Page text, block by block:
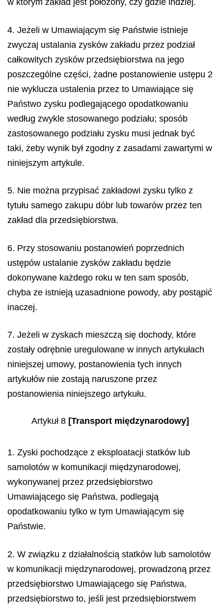
w którym zakład jest położony, czy gdzie indziej.
4. Jeżeli w Umawiającym się Państwie istnieje
zwyczaj ustalania zysków zakładu przez podział
całkowitych zysków przedsiębiorstwa na jego
poszczególne części, żadne postanowienie ustępu 2
nie wyklucza ustalenia przez to Umawiające się
Państwo zysku podlegającego opodatkowaniu
według zwykle stosowanego podziału; sposób
zastosowanego podziału zysku musi jednak być
taki, żeby wynik był zgodny z zasadami zawartymi w
niniejszym artykule.
5. Nie można przypisać zakładowi zysku tylko z
tytułu samego zakupu dóbr lub towarów przez ten
zakład dla przedsiębiorstwa.
6. Przy stosowaniu postanowień poprzednich
ustępów ustalanie zysków zakładu będzie
dokonywane każdego roku w ten sam sposób,
chyba ze istnieją uzasadnione powody, aby postąpić
inaczej.
7. Jeżeli w zyskach mieszczą się dochody, które
zostały odrębnie uregulowane w innych artykułach
niniejszej umowy, postanowienia tych innych
artykułów nie zostają naruszone przez
postanowienia niniejszego artykułu.
Artykuł 8 [Transport międzynarodowy]
1. Zyski pochodzące z eksploatacji statków lub
samolotów w komunikacji międzynarodowej,
wykonywanej przez przedsiębiorstwo
Umawiającego się Państwa, podlegają
opodatkowaniu tylko w tym Umawiającym się
Państwie.
2. W związku z działalnością statków lub samolotów
w komunikacji międzynarodowej, prowadzoną przez
przedsiębiorstwo Umawiającego się Państwa,
przedsiębiorstwo to, jeśli jest przedsiębiorstwem